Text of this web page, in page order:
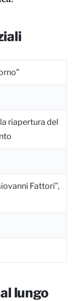
riapertura del
Fattori”,
lungo